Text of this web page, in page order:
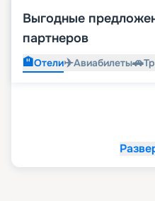
Выгодные
партнеров
🏨Отели✈️Авиабилеты🚗